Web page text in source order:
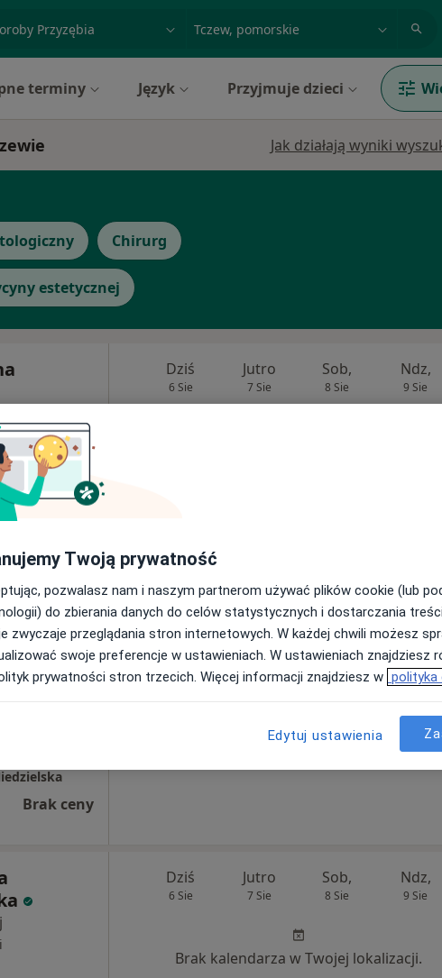
terminy Język Przyjmuje dzieci
Jak działają wyniki
Chirurg
estetycznej
Brak ceny
Dziś
6 Sie
Jutro
7 Sie
Sob,
8 Sie
Ndz,
9 Sie
Brak ceny
Dziś
6 Sie
Jutro
7 Sie
Sob,
8 Sie
Ndz,
9 Sie
Poproś o wizytę
Dziś
6 Sie
Jutro
7 Sie
Sob,
8 Sie
Ndz,
9 Sie
Brak kalendarza w Twojej lokalizacji.
Twoją prywatność
pozwalasz nam i naszym partnerom używać plików cookie (lub
do zbierania danych do celów statystycznych i dostarczania
zwyczaje przeglądania stron internetowych. W każdej chwili możesz
swoje preferencje w ustawieniach. W ustawieniach znajdziesz
prywatności stron trzecich. Więcej informacji znajdziesz w polityka
Edytuj ustawienia